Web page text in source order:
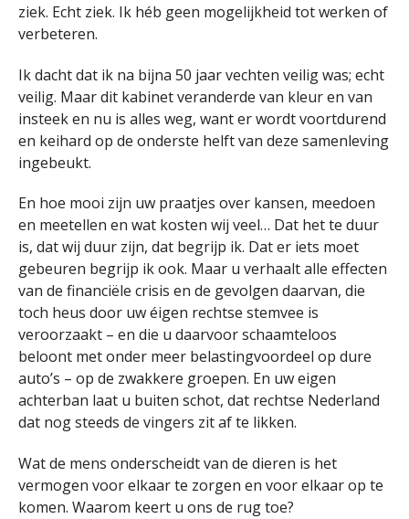
ziek. Echt ziek. Ik héb geen mogelijkheid tot werken of
verbeteren.
Ik dacht dat ik na bijna 50 jaar vechten veilig was; echt
veilig. Maar dit kabinet veranderde van kleur en van
insteek en nu is alles weg, want er wordt voortdurend
en keihard op de onderste helft van deze samenleving
ingebeukt.
En hoe mooi zijn uw praatjes over kansen, meedoen
en meetellen en wat kosten wij veel… Dat het te duur
is, dat wij duur zijn, dat begrijp ik. Dat er iets moet
gebeuren begrijp ik ook. Maar u verhaalt alle effecten
van de financiële crisis en de gevolgen daarvan, die
toch heus door uw éigen rechtse stemvee is
veroorzaakt – en die u daarvoor schaamteloos
beloont met onder meer belastingvoordeel op dure
auto’s – op de zwakkere groepen. En uw eigen
achterban laat u buiten schot, dat rechtse Nederland
dat nog steeds de vingers zit af te likken.
Wat de mens onderscheidt van de dieren is het
vermogen voor elkaar te zorgen en voor elkaar op te
komen. Waarom keert u ons de rug toe?